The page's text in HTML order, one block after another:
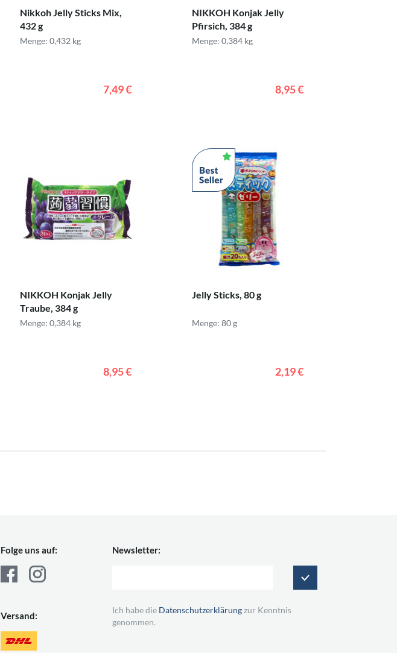
Nikkoh Jelly Sticks Mix,
432 g
Menge: 0,432 kg
7,49 €
NIKKOH Konjak Jelly
Pfirsich, 384 g
Menge: 0,384 kg
8,95 €
NIKKOH Konjak Jelly
Traube, 384 g
Menge: 0,384 kg
8,95 €
Jelly Sticks, 80 g
Menge: 80 g
2,19 €
Folge uns auf:
Versand:
Newsletter:
Ich habe die Datenschutzerklärungzur Kenntnis
genommen.